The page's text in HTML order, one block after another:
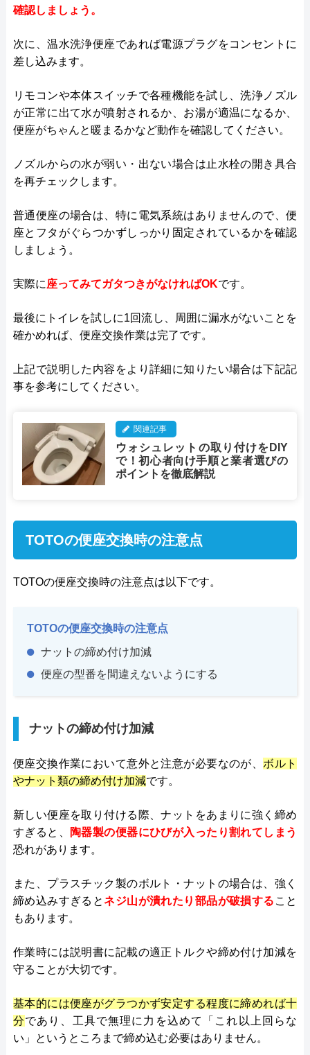
確認しましょう。
次に、温水洗浄便座であれば電源プラグをコンセントに
差し込みます。
リモコンや本体スイッチで各種機能を試し、洗浄ノズル
が正常に出て水が噴射されるか、お湯が適温になるか、
便座がちゃんと暖まるかなど動作を確認してください。
ノズルからの水が弱い・出ない場合は止水栓の開き具合
を再チェックします。
普通便座の場合は、特に電気系統はありませんので、便
座とフタがぐらつかずしっかり固定されているかを確認
しましょう。
実際に座ってみてガタつきがなければOKです。
最後にトイレを試しに1回流し、周囲に漏水がないことを
確かめれば、便座交換作業は完了です。
上記で説明した内容をより詳細に知りたい場合は下記記
事を参考にしてください。
関連記事
ウォシュレットの取り付けをDIY
で！初心者向け手順と業者選びの
ポイントを徹底解説
TOTOの便座交換時の注意点
TOTOの便座交換時の注意点は以下です。
TOTOの便座交換時の注意点
ナットの締め付け加減
便座の型番を間違えないようにする
ナットの締め付け加減
便座交換作業において意外と注意が必要なのが、 ボルト
やナット類の締め付け加減です。
新しい便座を取り付ける際、ナットをあまりに強く締め
すぎると、
陶器製の便器にひびが入ったり割れてしまう
恐れがあります。
また、プラスチック製のボルト・ナットの場合は、強く
締め込みすぎるとネジ山が潰れたり部品が破損する こと
もあります。
作業時には説明書に記載の適正トルクや締め付け加減を
守ることが大切です。
基本的には便座がグラつかず安定する程度に締めれば十
分であり、工具で無理に力を込めて「これ以上回らな
い」というところまで締め込む必要はありません。